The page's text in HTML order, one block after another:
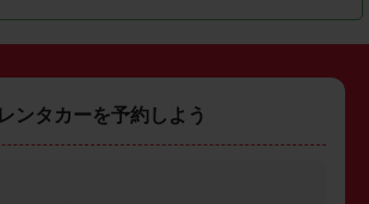
レンタカーを予約しよう